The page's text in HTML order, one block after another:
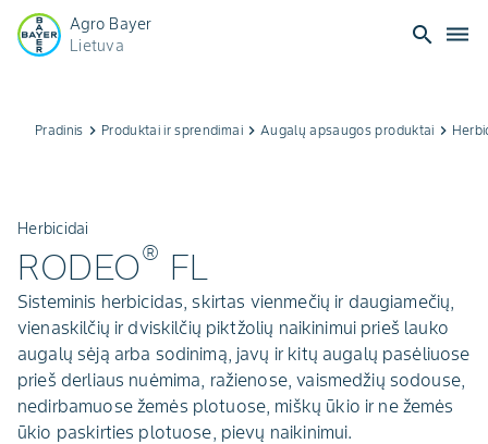
Agro Bayer
Lietuva
search dehaze
Pradinis keyboard_arrow_right Produktai ir sprendimaikeyboard_arrow_right Augalų apsaugos produktai keyboard_arrow_right
Herbicidai
RODEO® FL
Sisteminis herbicidas, skirtas vienmečių ir daugiamečių,
vienaskilčių ir dviskilčių piktžolių naikinimui prieš lauko
augalų sėją arba sodinimą, javų ir kitų augalų pasėliuose
prieš derliaus nuėmima, ražienose, vaismedžių sodouse,
nedirbamuose žemės plotuose, miškų ūkio ir ne žemės
ūkio paskirties plotuose, pievų naikinimui.